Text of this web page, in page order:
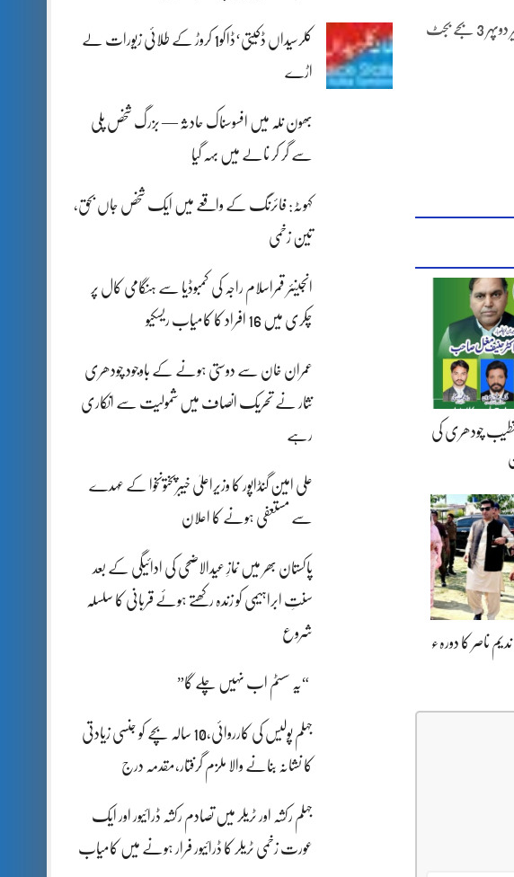
کلرسیداں ڈکیتی‘ڈاکو1 کروڑ کے طلائی زیورات لے
اڑے
بھون نلہ میں افسوسناک حادثہ — بزرگ شخص پلی
سے گر کر نالے میں بہہ گیا
کہوٹہ: فائرنگ کے واقعے میں ایک شخص جاں بحق،
تین زخمی
انجینئر قمراسلام راجہ کی کمبوڈیا سے ہنگامی کال پر
چکری میں 16 افراد کا کامیاب ریسکیو
عمران خان سے دوستی ہونے کے باوجود چودھری
نثار نے تحریک انصاف میں شمولیت سے انکاری
رہے
علی امین گنڈاپور کا وزیراعلیٰ خیبرپختونخوا کے عہدے
سے مستعفی ہونے کا اعلان
پاکستان بھر میں نمازِ عیدالاضحی کی ادائیگی کے بعد
سنتِ ابراہیمی کو زندہ رکھتے ہوئے قربانی کا سلسلہ
شروع
“یہ سسٹم اب نہیں چلے گا”
جہلم پولیس کی کارروائی،10 سالہ بچے کو جنسی زیادتی
کا نشانہ بنانے والا ملزم گرفتار،مقدمہ درج
جہلم رکشہ اور ٹریلر میں تصادم رکشہ ڈرائیور اور ایک
عورت زخمی ٹریلر کا ڈرائیور فرار ہونے میں کامیاب
پنجاب کا مالی سال 2025-2026 کا بجٹ کل پیش کیا جائے گا۔ گورنر پنجاب سردار سلیم حیدر خان نے کل مورخہ 16 جون 2025 بروز پیر دوپہر 3 بجے بجٹ
چودھری کی
ناصر کا دورہء